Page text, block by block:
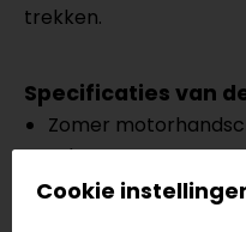
trekken.
Specificaties van
Zomer
Adventure
R.I.S.C. TPU
Cookie